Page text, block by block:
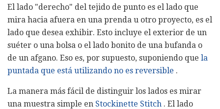
El lado "derecho" del tejido de punto es el lado que
mira hacia afuera en una prenda u otro proyecto, es el
lado que desea exhibir. Esto incluye el exterior de un
suéter o una bolsa o el lado bonito de una bufanda o
de un afgano. Eso es, por supuesto, suponiendo que la
puntada que está utilizando no es reversible .
La manera más fácil de distinguir los lados es mirar
una muestra simple en Stockinette Stitch . El lado